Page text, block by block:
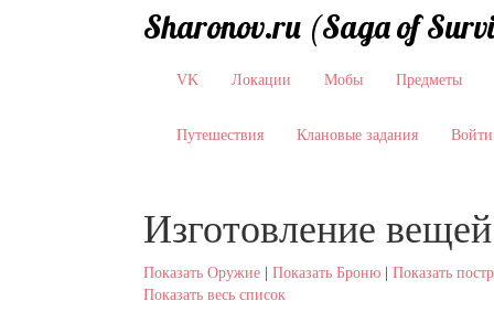
Sharonov.ru (Saga of
VK Локации Мобы Предметы
Путешествия Клановые задания Войти
Изготовление
Показать Оружие Показать Броню
Показать
Показать весь список